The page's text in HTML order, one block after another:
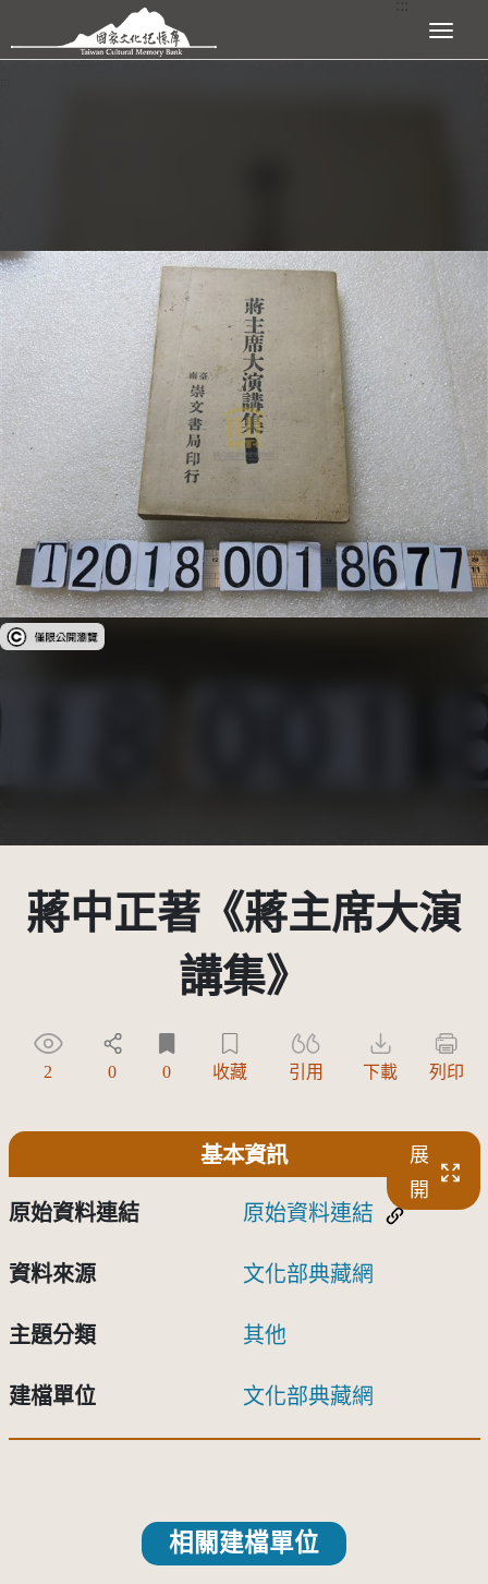
跳到主要內容區塊 展開選單
受著作權法保護-僅限於本平台有限度公開瀏覽
蔣中正著《蔣主席大演
講集》
2 0 0 收藏 引用 下載 列印
基本資訊
展
開
原始資料連結 原始資料連結
資料來源 文化部典藏網
主題分類 其他
建檔單位 文化部典藏網
相關建檔單位